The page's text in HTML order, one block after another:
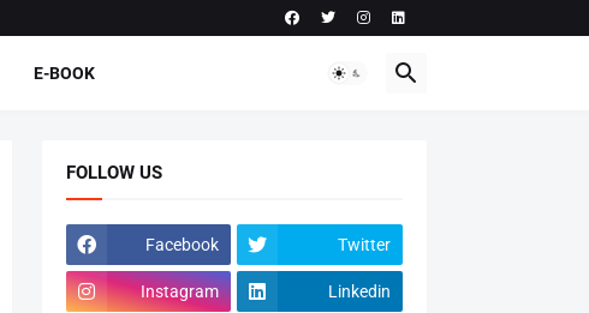
E-BOOK
FOLLOW US
Facebook Twitter
Instagram Linkedin